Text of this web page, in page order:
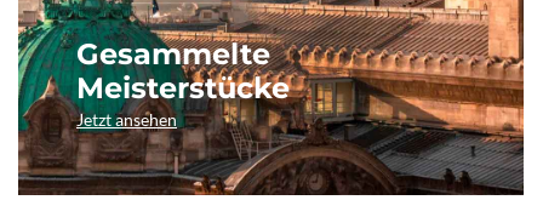
Gesammelte
Meisterstücke
Jetzt ansehen